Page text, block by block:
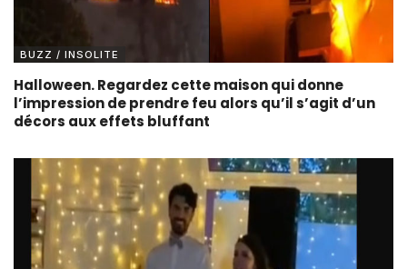
BUZZ / INSOLITE
Halloween. Regardez cette maison qui donne
l’impression de prendre feu alors qu’il s’agit d’un
décors aux effets bluffant